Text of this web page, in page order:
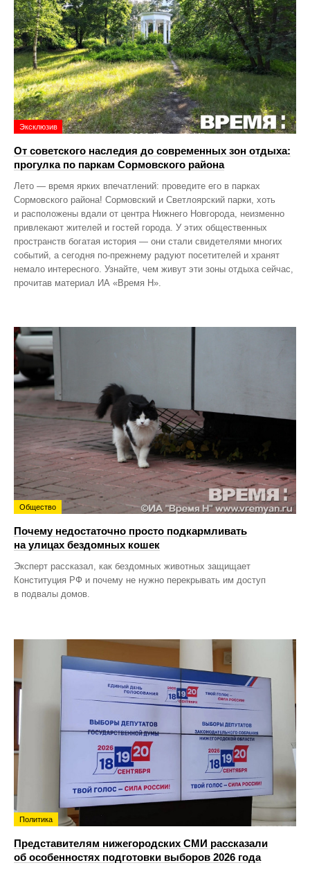
Эксклюзив
От советского наследия до современных зон отдыха:
прогулка по паркам Сормовского района
Лето — время ярких впечатлений: проведите его в парках
Сормовского района! Сормовский и Светлоярский парки, хоть
и расположены вдали от центра Нижнего Новгорода, неизменно
привлекают жителей и гостей города. У этих общественных
пространств богатая история — они стали свидетелями многих
событий, а сегодня по‑прежнему радуют посетителей и хранят
немало интересного. Узнайте, чем живут эти зоны отдыха сейчас,
прочитав материал ИА «Время Н».
Общество
Почему недостаточно просто подкармливать
на улицах бездомных кошек
Эксперт рассказал, как бездомных животных защищает
Конституция РФ и почему не нужно перекрывать им доступ
в подвалы домов.
Политика
Представителям нижегородских СМИ рассказали
об особенностях подготовки выборов 2026 года